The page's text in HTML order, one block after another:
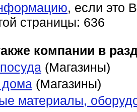
, если это
страницы: 636
компании в
(Магазины)
(Магазины)
материалы,